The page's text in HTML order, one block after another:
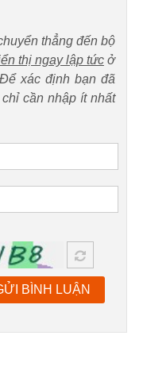
thẳng đến bộ
thị ngay lập tứcở
xác định bạn đã
cần nhập ít nhất
BÌNH LUẬN